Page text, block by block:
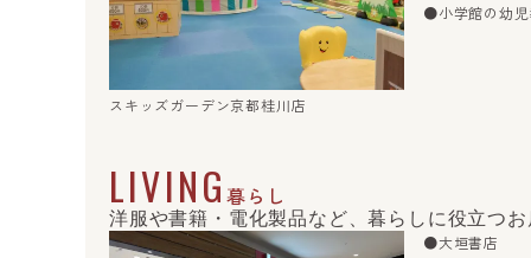
スキッズガーデン京都桂川店
●小学館の幼
LIVING暮らし
洋服や書籍・電化製品など、暮らしに役立つ
●大垣書店